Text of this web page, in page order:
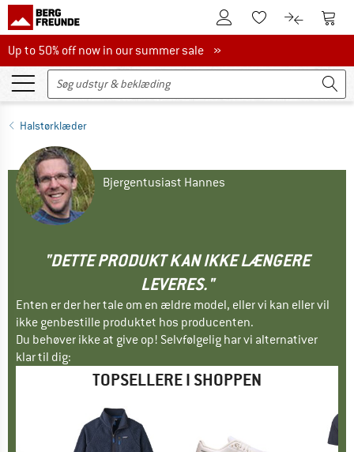
Til kundekontoenTil huskesedlen.
Til Til
Up to 50% off now in our summer sale
Up to 50% off now in our summer sale »
Halstørklæder
Bjergentusiast Hannes
"DETTE PRODUKT KAN IKKE LÆNGERE
LEVERES."
Enten er der her tale om en ældre model, eller vi kan eller vil
ikke genbestille produktet hos producenten.
Du behøver ikke at give op! Selvfølgelig har vi alternativer
klar til dig:
TOPSELLERE I SHOPPEN